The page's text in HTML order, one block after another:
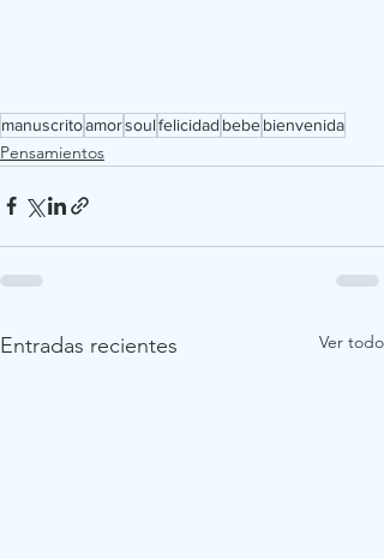
manuscritoamorsoulfelicidad bebebienvenida
Pensamientos
Entradas recientes Ver todo